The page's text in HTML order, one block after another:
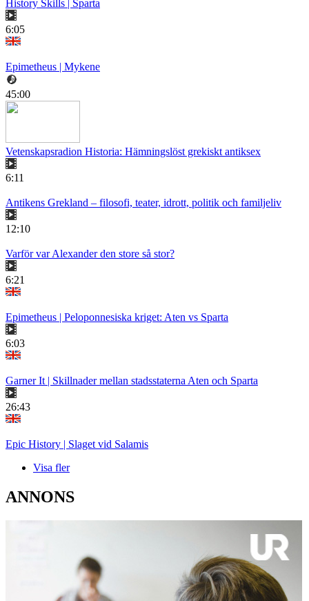
History Skills | Sparta
6:05
Epimetheus | Mykene
45:00
Vetenskapsradion Historia: Hämningslöst grekiskt antiksex
6:11
Antikens Grekland – filosofi, teater, idrott, politik och familjeliv
12:10
Varför var Alexander den store så stor?
6:21
Epimetheus | Peloponnesiska kriget: Aten vs Sparta
6:03
Garner It | Skillnader mellan stadsstaterna Aten och Sparta
26:43
Epic History | Slaget vid Salamis
Visa fler
ANNONS